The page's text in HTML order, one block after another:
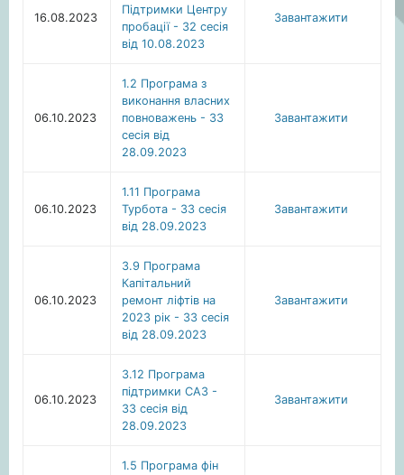
16.08.2023
Підтримки Центру
пробації - 32 сесія
від 10.08.2023
Завантажити
06.10.2023
1.2 Програма з
виконання власних
повноважень - 33
сесія від
28.09.2023
Завантажити
06.10.2023
1.11 Програма
Турбота - 33 сесія
від 28.09.2023
Завантажити
06.10.2023
3.9 Програма
Капітальний
ремонт ліфтів на
2023 рік - 33 сесія
від 28.09.2023
Завантажити
06.10.2023
3.12 Програма
підтримки САЗ -
33 сесія від
28.09.2023
Завантажити
1.5 Програма фін